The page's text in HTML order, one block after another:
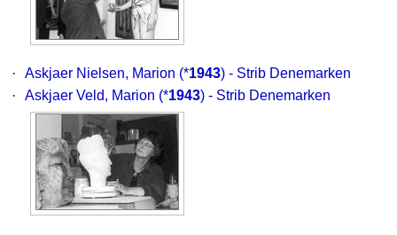
· Askjaer Nielsen, Marion (*1943) - Strib Denemarken
·
Askjaer Veld, Marion (*1943) - Strib Denemarken